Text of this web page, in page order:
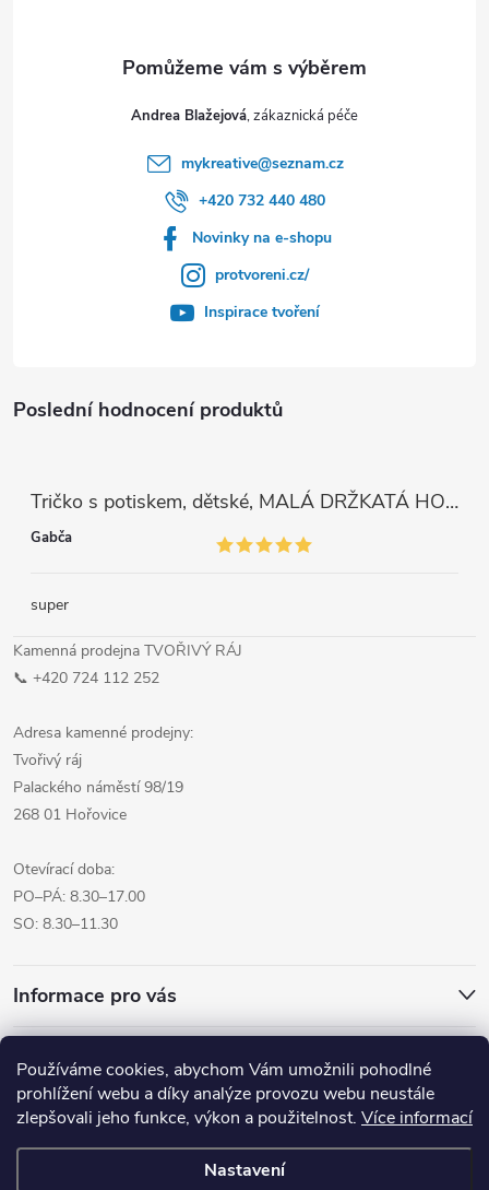
Používáme cookies, abychom Vám umožnili pohodlné
prohlížení webu a díky analýze provozu webu neustále
zlepšovali jeho funkce, výkon a použitelnost. Více informací
Nastavení
Poslední hodnocení produktů
Tričko s potiskem, dětské, MALÁ DRŽKATÁ HOLKA, 1 ks
Gabča
super
Kamenná prodejna TVOŘIVÝ RÁJ
📞 +420 724 112 252
Adresa kamenné prodejny:
Tvořivý ráj
Palackého náměstí 98/19
268 01 Hořovice
Otevírací doba:
PO–PÁ: 8.30–17.00
SO: 8.30–11.30
Informace pro vás
Andrea Blažejová
mykreative@seznam.cz
+420 732 440 480
Novinky na e-shopu
protvoreni.cz/
Inspirace tvoření
Přijímáme online platby